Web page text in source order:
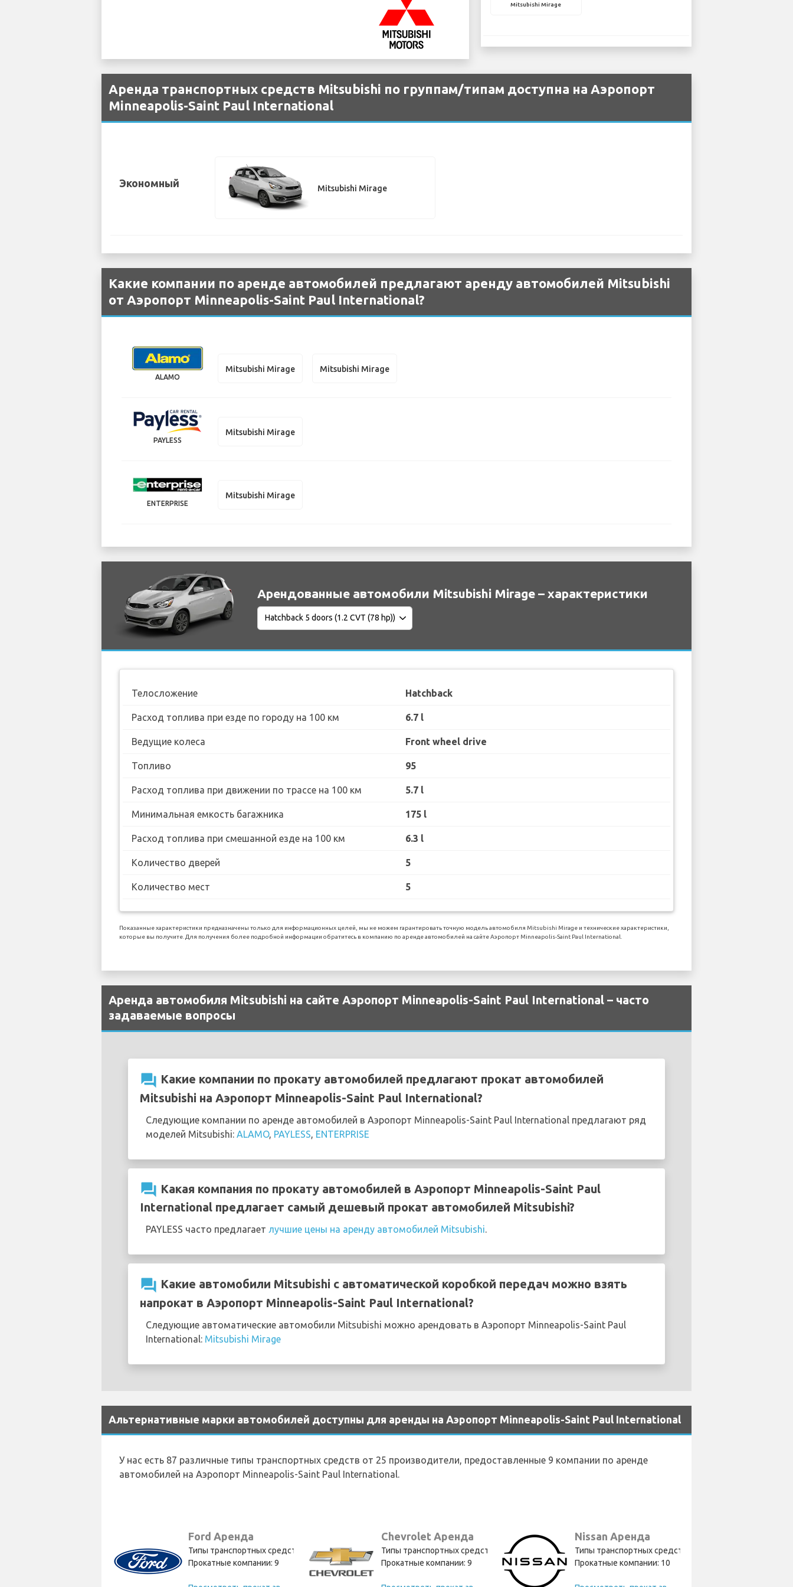
Mitsubishi Mirage
Аренда транспортных средств Mitsubishi по группам/типам доступна на Аэропорт
Minneapolis-Saint Paul International
Экономный Mitsubishi Mirage
Какие компании по аренде автомобилей предлагают аренду автомобилей Mitsubishi
от Аэропорт Minneapolis-Saint Paul International?
ALAMO
Mitsubishi Mirage Mitsubishi Mirage
PAYLESS
Mitsubishi Mirage
ENTERPRISE
Mitsubishi Mirage
Арендованные автомобили Mitsubishi Mirage – характеристики
Телосложение Hatchback
Расход топлива при езде по городу на 100 км 6.7 l
Ведущие колеса Front wheel drive
Топливо 95
Расход топлива при движении по трассе на 100 км 5.7 l
Минимальная емкость багажника 175 l
Расход топлива при смешанной езде на 100 км 6.3 l
Количество дверей 5
Количество мест 5
Показанные характеристики предназначены только для информационных целей, мы не можем гарантировать точную модель автомобиля Mitsubishi Mirage и технические характеристики,
которые вы получите. Для получения более подробной информации обратитесь в компанию по аренде автомобилей на сайте Аэропорт Minneapolis-Saint Paul International.
Аренда автомобиля Mitsubishi на сайте Аэропорт Minneapolis-Saint Paul International – часто
задаваемые вопросы
question_answer Какие компании по прокату автомобилей предлагают прокат автомобилей
Mitsubishi на Аэропорт Minneapolis-Saint Paul International?
Следующие компании по аренде автомобилей в Аэропорт Minneapolis-Saint Paul International предлагают ряд
моделей Mitsubishi: ALAMO, PAYLESS ENTERPRISE
question_answer Какая компания по прокату автомобилей в Аэропорт Minneapolis-Saint Paul
International предлагает самый дешевый прокат автомобилей Mitsubishi?
PAYLESS часто предлагает лучшие цены на аренду автомобилей Mitsubishi.
question_answer Какие автомобили Mitsubishi с автоматической коробкой передач можно взять
напрокат в Аэропорт Minneapolis-Saint Paul International?
Следующие автоматические автомобили Mitsubishi можно арендовать в Аэропорт Minneapolis-Saint Paul
International: Mitsubishi Mirage
Альтернативные марки автомобилей доступны для аренды на Аэропорт Minneapolis-Saint Paul International
У нас есть 87 различные типы транспортных средств от 25 производители, предоставленные 9 компании по аренде
автомобилей на Аэропорт Minneapolis-Saint Paul International.
Ford Аренда
Типы транспортных средств: 12
Прокатные компании: 9
Chevrolet Аренда
Типы транспортных средств: 11
Прокатные компании: 9
Nissan Аренда
Типы транспортных средств: 8
Прокатные компании: 10